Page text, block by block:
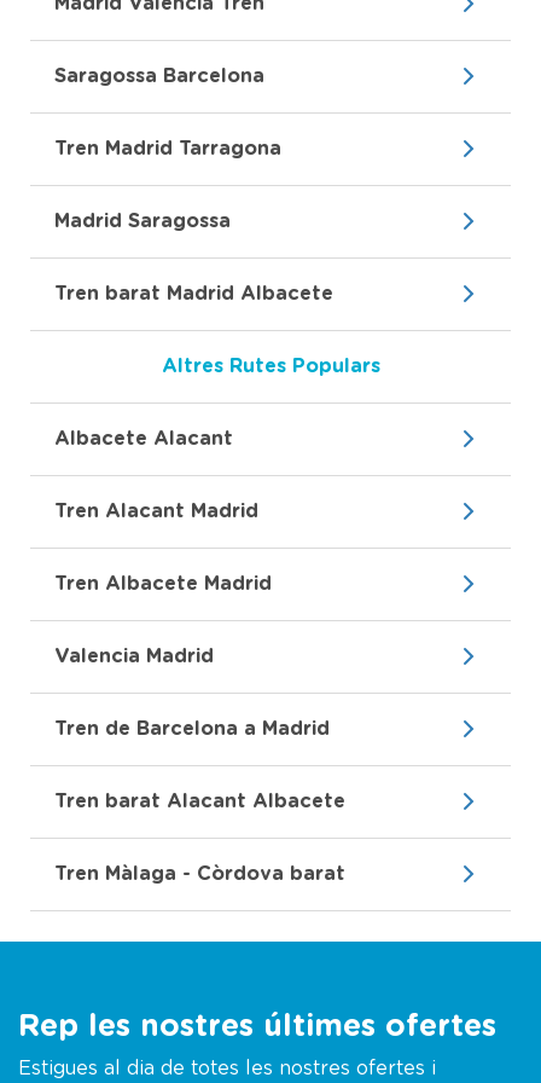
Saragossa Barcelona
Tren Madrid Tarragona
Madrid Saragossa
Tren barat Madrid Albacete
Altres Rutes Populars
Albacete Alacant
Tren Alacant Madrid
Tren Albacete Madrid
Valencia Madrid
Tren de Barcelona a Madrid
Tren barat Alacant Albacete
Tren Màlaga - Còrdova barat
Rep les nostres últimes ofertes
Estigues al dia de totes les nostres ofertes i